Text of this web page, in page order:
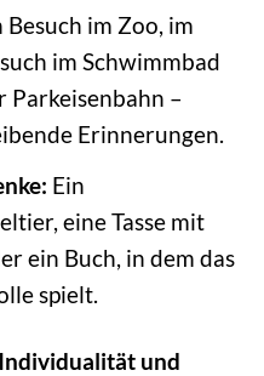
Besuch im Zoo, im
im Schwimmbad
–
Erinnerungen.
Ein
eine Tasse mit
ein Buch, in dem das
spielt.
und